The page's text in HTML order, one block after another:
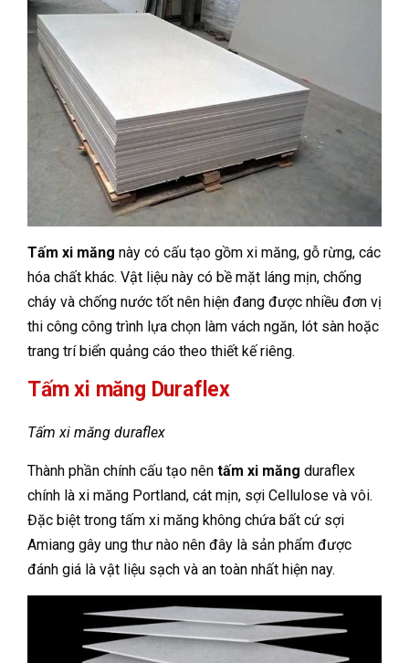
Tấm xi măng này có cấu tạo gồm xi măng, gỗ rừng, các
hóa chất khác. Vật liệu này có bề mặt láng mịn, chống
cháy và chống nước tốt nên hiện đang được nhiều đơn vị
thi công công trình lựa chọn làm vách ngăn, lót sàn hoặc
trang trí biển quảng cáo theo thiết kế riêng.
Tấm xi măng Duraflex
Tấm xi măng duraflex
Thành phần chính cấu tạo nên tấm xi măng duraflex
chính là xi măng Portland, cát mịn, sợi Cellulose và vôi.
Đặc biệt trong tấm xi măng không chứa bất cứ sợi
Amiang gây ung thư nào nên đây là sản phẩm được
đánh giá là vật liệu sạch và an toàn nhất hiện nay.